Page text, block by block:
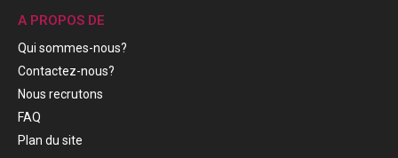
A PROPOS DE
Qui sommes-nous?
Contactez-nous?
Nous recrutons
FAQ
Plan du site